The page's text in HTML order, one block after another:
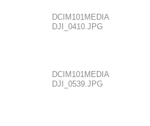
DCIM101MEDIA
DJI_0410.JPG
DCIM101MEDIA
DJI_0539.JPG